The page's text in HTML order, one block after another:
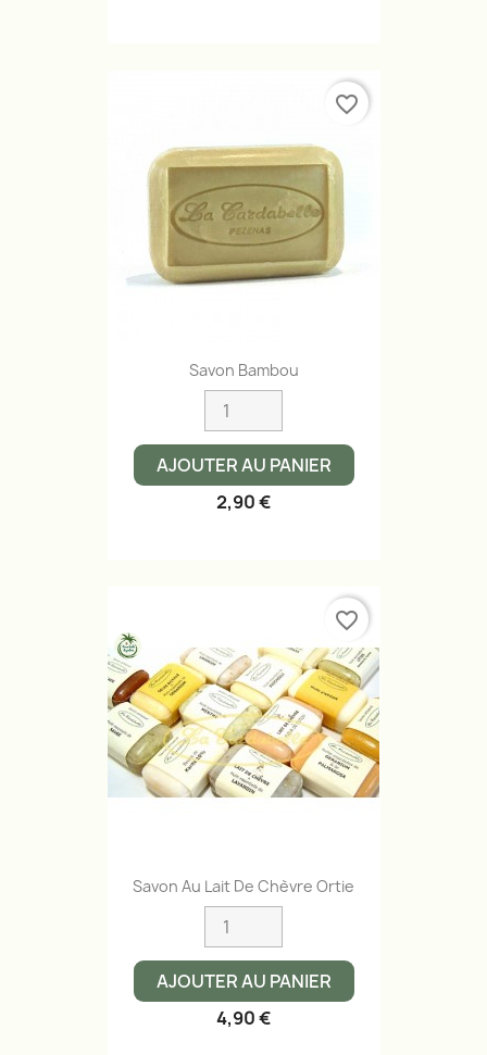
Savon Bambou
AJOUTER AU PANIER
2,90 €
favorite_border
Savon Au Lait De Chèvre Ortie
AJOUTER AU PANIER
4,90 €
favorite_border